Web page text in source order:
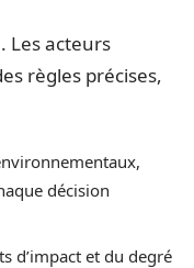
Les acteurs
règles précises,
décision
d’impact et du degré